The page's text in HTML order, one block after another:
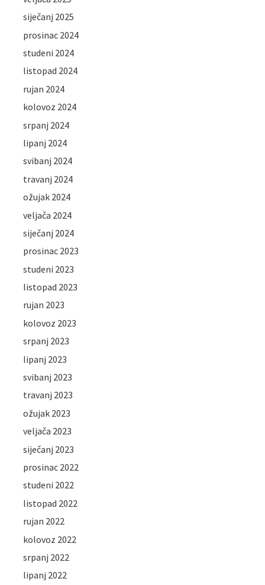
siječanj 2025
prosinac 2024
studeni 2024
listopad 2024
rujan 2024
kolovoz 2024
srpanj 2024
lipanj 2024
svibanj 2024
travanj 2024
ožujak 2024
veljača 2024
siječanj 2024
prosinac 2023
studeni 2023
listopad 2023
rujan 2023
kolovoz 2023
srpanj 2023
lipanj 2023
svibanj 2023
travanj 2023
ožujak 2023
veljača 2023
siječanj 2023
prosinac 2022
studeni 2022
listopad 2022
rujan 2022
kolovoz 2022
srpanj 2022
lipanj 2022